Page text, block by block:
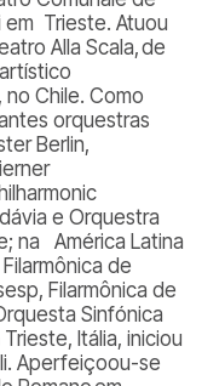
em Trieste. Atuou
Alla Scala, de
no Chile. Como
orquestras
Berlin,
e Orquestra
na América Latina
de
Filarmônica de
Sinfónica
Itália, iniciou
Aperfeiçoou-se